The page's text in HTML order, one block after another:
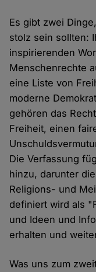
Es gibt zwei
stolz sein sollten:
inspirierenden
Menschenrechte
eine Liste von
moderne
gehören das
Freiheit, einen
Die Verfassung
hinzu, darunter
Religions- und
definiert wird als
und Ideen und
erhalten und
Was uns zum